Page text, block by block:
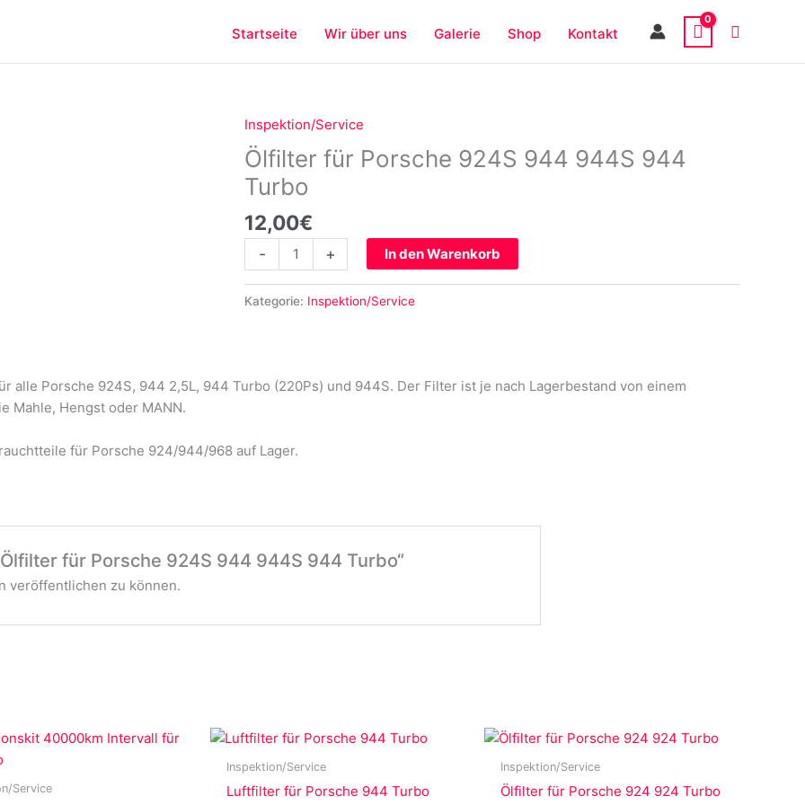
Startseite Wir über uns Galerie Shop Kontakt
Inspektion/Service
Ölfilter für Porsche 924S 944 944S 944
Turbo
12,00€
-
Ölfilter
für
Porsche
924S
944
944S
944
Menge
+ In den Warenkorb
Kategorie: Inspektion/Service
alle Porsche 924S, 944 2,5L, 944 Turbo (220Ps) und 944S. Der Filter ist je nach Lagerbestand von einem
Mahle, Hengst oder MANN.
für Porsche 924/944/968 auf Lager.
für Porsche 924S 944 944S 944 Turbo“
veröffentlichen zu können.
Service
Inspektion/Service
Luftfilter für Porsche 944 Turbo
Inspektion/Service
Ölfilter für Porsche 924 924 Turbo